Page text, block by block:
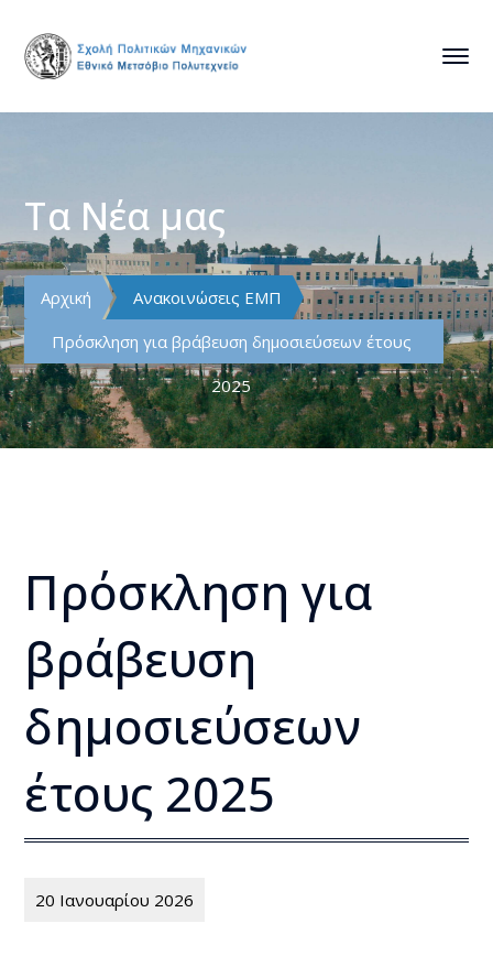
Τα Νέα μας
Αρχική
Ανακοινώσεις ΕΜΠ
Πρόσκληση για βράβευση δημοσιεύσεων έτους
2025
Πρόσκληση για
βράβευση
δημοσιεύσεων
έτους 2025
20 Ιανουαρίου 2026